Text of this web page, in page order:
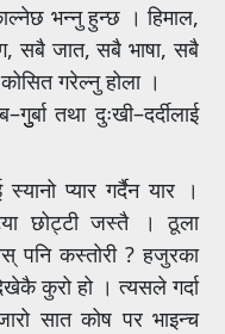
भन्नु हुन्छ । हिमाल,
सबै जात, सबै भाषा, सबै
गरेल्नु होला ।
तथा दुःखी–दर्दीलाई
प्यार गर्दैन यार ।
छोट्टी जस्तै । ठूला
पनि कस्तोरी ? हजुरका
कुरो हो । त्यसले गर्दा
सात कोष पर भाइन्च